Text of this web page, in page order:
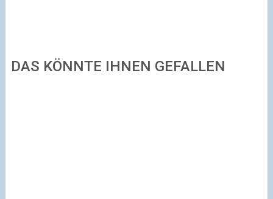
DAS KÖNNTE IHNEN GEFALLEN